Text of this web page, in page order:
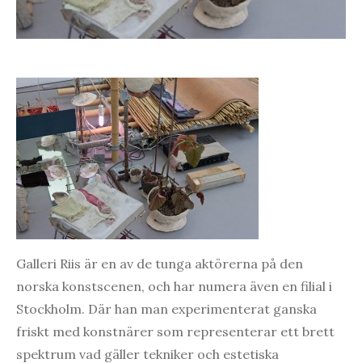
Galleri Riis är en av de tunga aktörerna på den
norska konstscenen, och har numera även en filial i
Stockholm. Där han man experimenterat ganska
friskt med konstnärer som representerar ett brett
spektrum vad gäller tekniker och estetiska